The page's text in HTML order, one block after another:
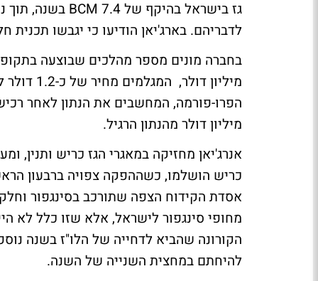
לדבריהם. בארג'יאן הודיעו כי יגבשו תכנית
מיליון דולר מהנתון הרגיל.
מחופי סינגפור לישראל, אלא שזו כלל לא
הקורונה שהביא לדחייה של הלו"ז בשנה
להיחתם במחצית השנייה של השנה.